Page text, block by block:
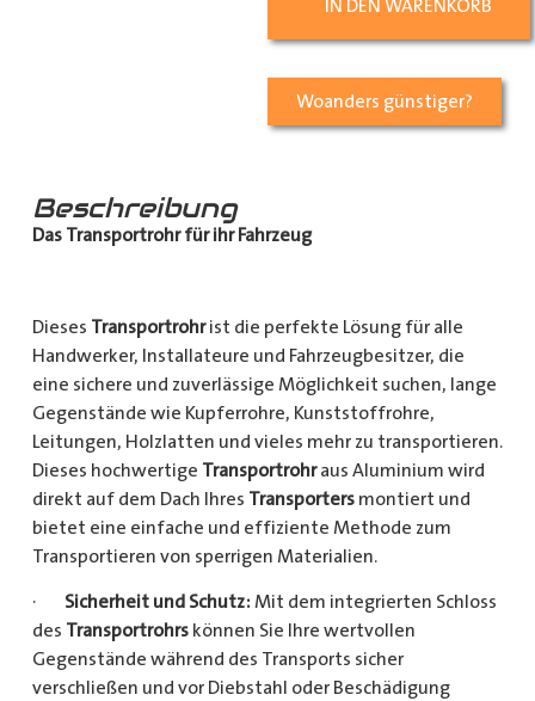
IN DEN WARENKORB
Woanders günstiger?
Beschreibung
Das Transportrohr für ihr Fahrzeug
Dieses Transportrohrist die perfekte Lösung für alle
Handwerker, Installateure und Fahrzeugbesitzer, die
eine sichere und zuverlässige Möglichkeit suchen, lange
Gegenstände wie Kupferrohre, Kunststoffrohre,
Leitungen, Holzlatten und vieles mehr zu transportieren.
Dieses hochwertige Transportrohraus Aluminium wird
direkt auf dem Dach Ihres Transportersmontiert und
bietet eine einfache und effiziente Methode zum
Transportieren von sperrigen Materialien.
· Sicherheit und Schutz: Mit dem integrierten Schloss
des Transportrohrskönnen Sie Ihre wertvollen
Gegenstände während des Transports sicher
verschließen und vor Diebstahl oder Beschädigung